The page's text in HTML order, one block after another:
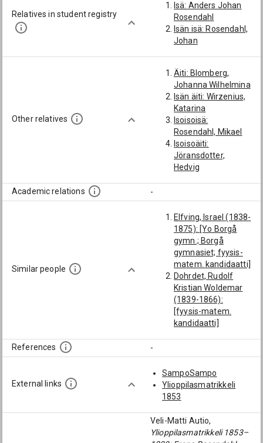
Relatives in student registry
Isä: Anders Johan
Rosendahl
Isän isä: Rosendahl,
Johan
Other relatives
Äiti: Blomberg,
Johanna Wilhelmina
Isän äiti: Wirzenius,
Katarina
Isoisoisä:
Rosendahl, Mikael
Isoisoäiti:
Jöransdotter,
Hedvig
Academic relations -
Similar people
Elfving, Israel (1838-
1875): [Yo Borgå
gymn.; Borgå
gymnasiet; fyysis-
matem. kandidaatti]
Dohrdet, Rudolf
Kristian Woldemar
(1839-1866):
[fyysis-matem.
kandidaatti]
Borgå gymn.; Borgå
gymnasiet; fyysis-
matem. kandidaatti]
Tennberg, Anders
1874): [Yo Borgå
gymn.; Borgå
gymnasiet; fyysis-
References -
External links
SampoSampo
Ylioppilasmatrikkeli
1853
Veli-Matti Autio,
Ylioppilasmatrikkeli 1853–